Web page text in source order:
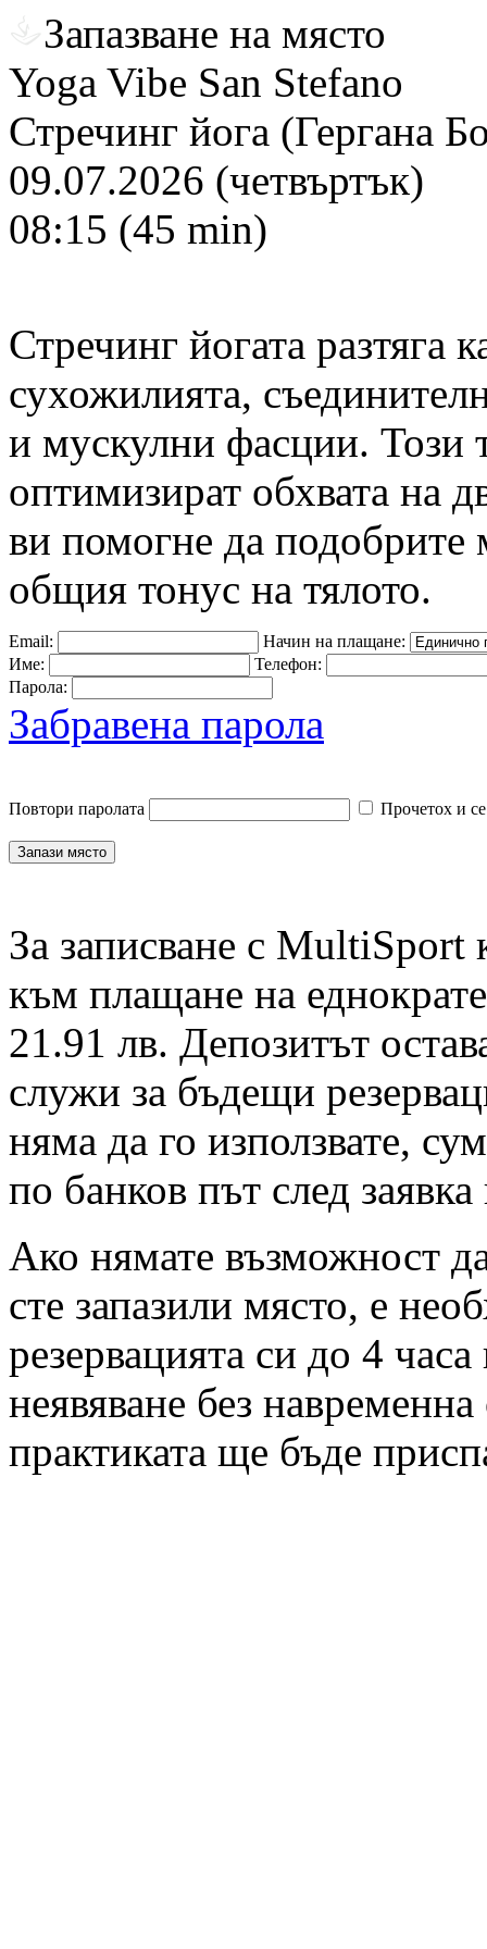
Запазване на място
Yoga Vibe San Stefano
Стречинг йога (Гергана
09.07.2026 (четвъртък)
08:15 (45 min)
Стречинг йогата разтяга
сухожилията,
и мускулни фасции. Този
оптимизират обхвата на
ви помогне да подобрите
общия тонус на тялото.
Email:
Начин на плащане:
Име:
Телефон:
Парола:
Забравена парола
Повтори паролата Прочетох и
За записване с MultiSport
към плащане на
21.91 лв. Депозитът
служи за бъдещи
няма да го използвате,
по банков път след
Ако нямате възможност
сте запазили място, е
резервацията си до 4
неявяване без
практиката ще бъде